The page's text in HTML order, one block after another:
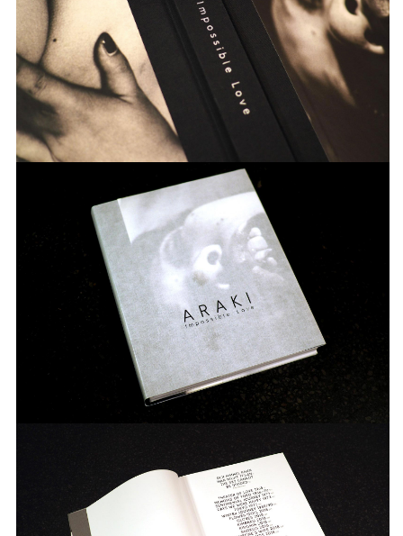
von inzwischen über 200 Ausstellungen,
einer Vielzahl an Publikation und allen
Kommunikativen Maßnahmen der
Institution.
INFO +